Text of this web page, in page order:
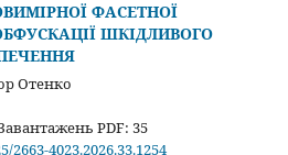
ФАСЕТНОЇ
ШКІДЛИВОГО
Отенко
PDF: 35
4023.2026.33.1254